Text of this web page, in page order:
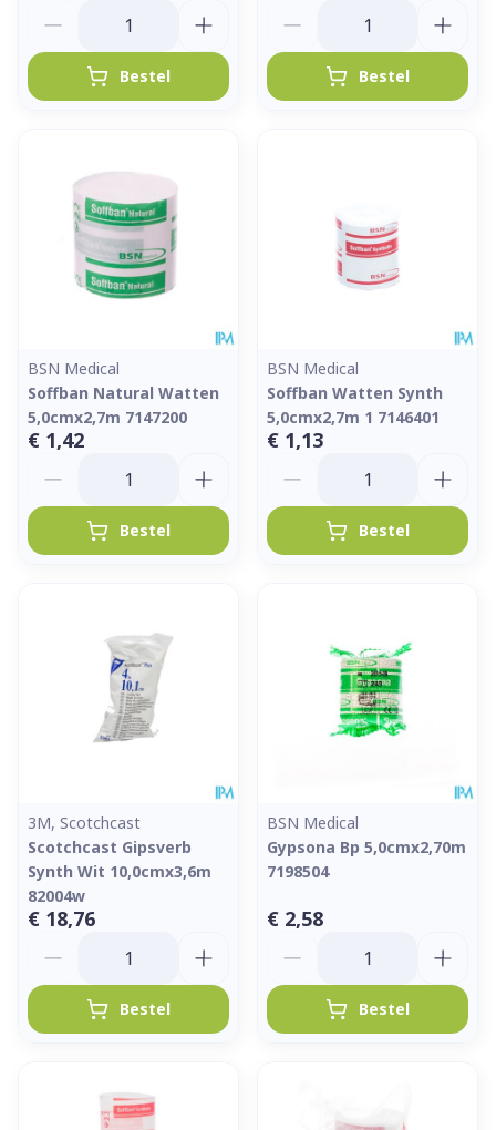
Bestel Bestel
BSN Medical
Soffban Natural Watten
5,0cmx2,7m 7147200
€ 1,42
Bestel
BSN Medical
Soffban Watten Synth
5,0cmx2,7m 1 7146401
€ 1,13
Bestel
3M, Scotchcast
Scotchcast Gipsverb
Synth Wit 10,0cmx3,6m
82004w
€ 18,76
Bestel
BSN Medical
Gypsona Bp 5,0cmx2,70m
7198504
€ 2,58
Bestel